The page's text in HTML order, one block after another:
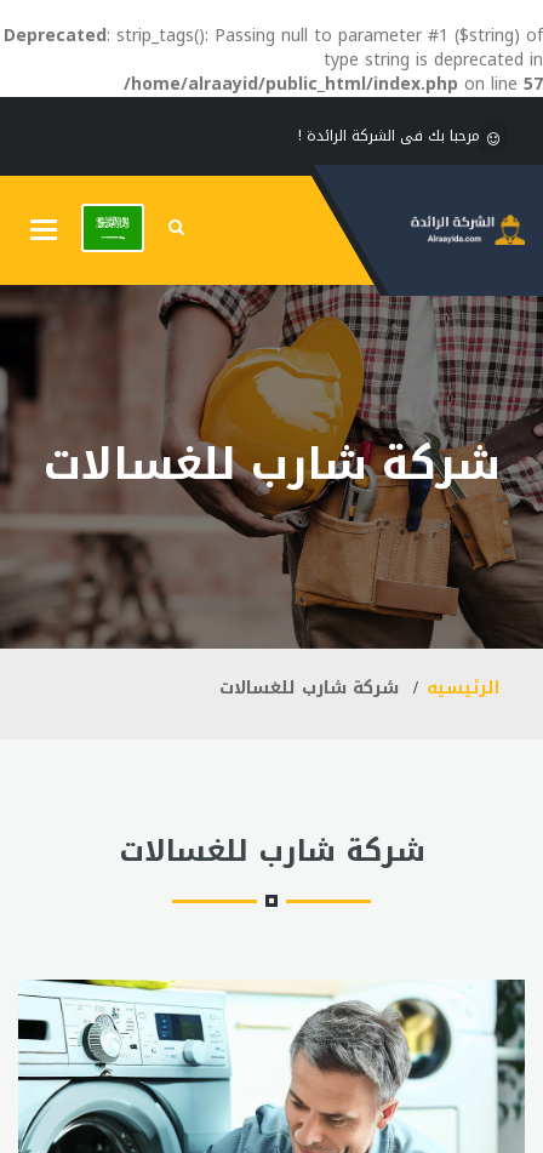
Deprecated: strip_tags(): Passing null to parameter #1 ($string) of
type string is deprecated in
/home/alraayid/public_html/index.php on line 57
مرحبا بك فى الشركة الرائدة !
شركة شارب للغسالات
الرئيسيه شركة شارب للغسالات
شركة شارب للغسالات